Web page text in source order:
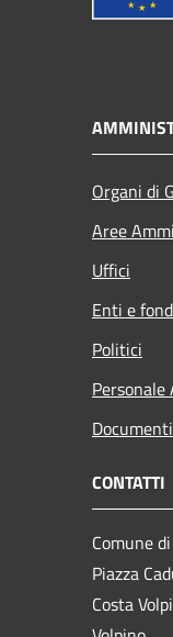
Organi di
Aree
Uffici
Enti e
Politici
CONTATTI
Comune
Piazza
Costa